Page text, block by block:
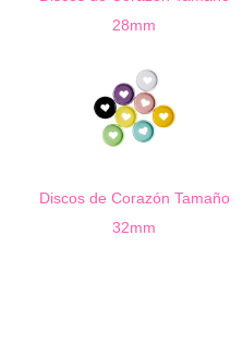
28mm
Discos de Corazón Tamaño
32mm